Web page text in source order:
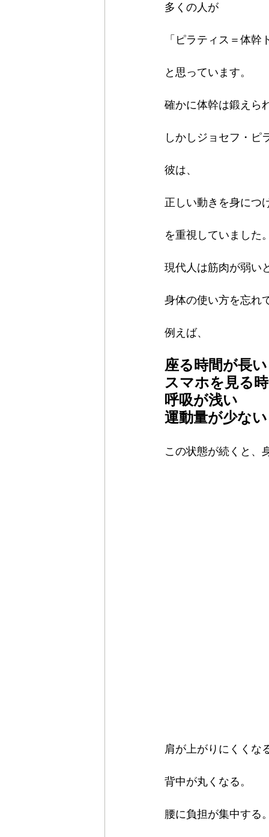
多くの人が
「ピラティス＝体幹
と思っています。
確かに体幹は鍛えら
しかしジョセフ・ピ
彼は、
正しい動きを身につ
を重視していました
現代人は筋肉が弱い
身体の使い方を忘れ
例えば、
座る時間が長い
スマホを見る
呼吸が浅い
運動量が少ない
この状態が続くと、
肩が上がりにくくな
背中が丸くなる。
腰に負担が集中する